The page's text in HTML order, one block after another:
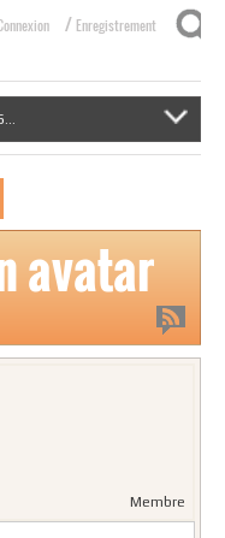
/ Enregistrement
avatar
Membre